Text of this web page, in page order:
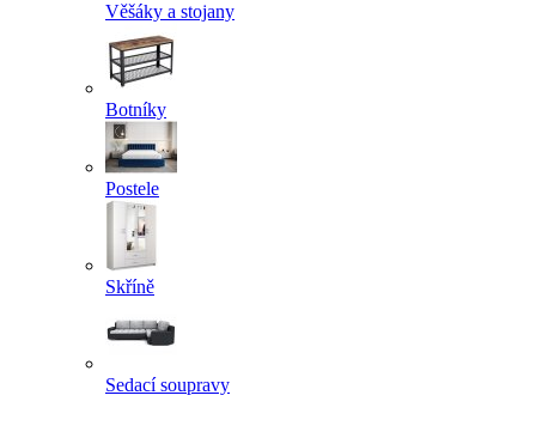
Věšáky a stojany
Botníky
Postele
Skříně
Sedací soupravy